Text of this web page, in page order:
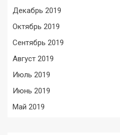
Декабрь 2019
Октябрь 2019
Сентябрь 2019
Август 2019
Июль 2019
Июнь 2019
Май 2019